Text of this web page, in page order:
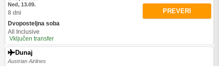
Ned, 13.09.
8 dni
Dvoposteljna soba
All Inclusive
Vključen transfer
PREVERI
Dunaj
Austrian Airlines